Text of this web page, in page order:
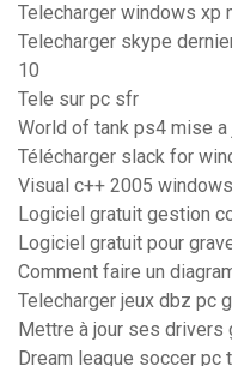
Telecharger windows xp
Telecharger skype
10
Tele sur pc sfr
World of tank ps4 mise a
Télécharger slack for
Visual c++ 2005
Logiciel gratuit gestion
Logiciel gratuit pour
Comment faire un
Telecharger jeux dbz pc
Mettre à jour ses drivers
Dream league soccer